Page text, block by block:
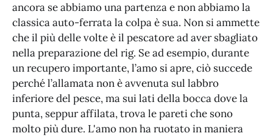
ancora se abbiamo una partenza e non abbiamo la
classica auto-ferrata la colpa è sua. Non si ammette
che il più delle volte è il pescatore ad aver sbagliato
nella preparazione del rig. Se ad esempio, durante
un recupero importante, l’amo si apre, ciò succede
perché l’allamata non è avvenuta sul labbro
inferiore del pesce, ma sui lati della bocca dove la
punta, seppur affilata, trova le pareti che sono
molto più dure. L'amo non ha ruotato in maniera